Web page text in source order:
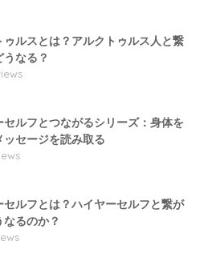
ゥルスとは？アルクトゥルス人と繋
なる？
セルフとつながるシリーズ：身体を
ッセージを読み取る
セルフとは？ハイヤーセルフと繋が
なるのか？